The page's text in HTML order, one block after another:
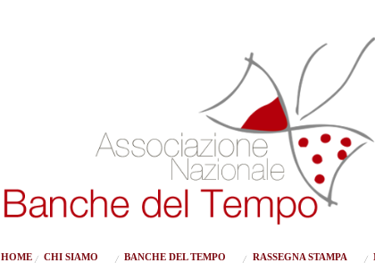
HOME CHI SIAMO BANCHE DEL TEMPO RASSEGNA STAMPA